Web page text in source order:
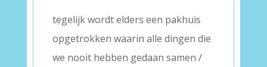
tegelijk wordt elders een pakhuis
opgetrokken waarin alle dingen die
we nooit hebben gedaan samen /